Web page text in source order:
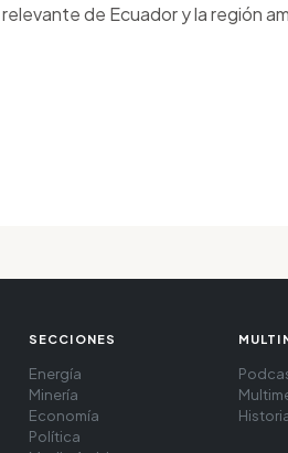
de Ecuador y la región
SECCIONES
Energía
Minería
Economía
Política